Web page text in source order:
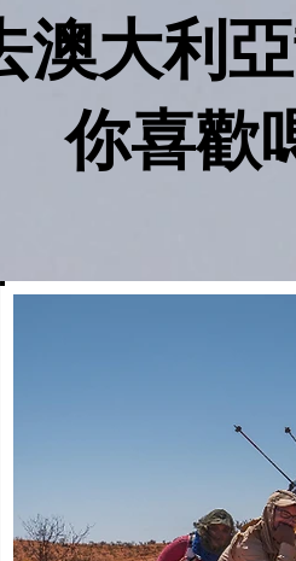
澳大利
你喜歡